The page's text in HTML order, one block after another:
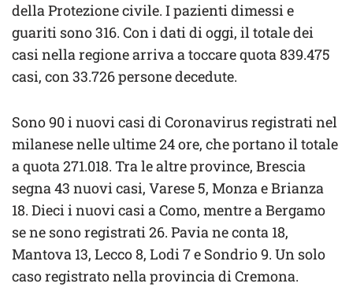
della Protezione civile. I pazienti dimessi e
guariti sono 316. Con i dati di oggi, il totale dei
casi nella regione arriva a toccare quota 839.475
casi, con 33.726 persone decedute.
Sono 90 i nuovi casi di Coronavirus registrati nel
milanese nelle ultime 24 ore, che portano il totale
a quota 271.018. Tra le altre province, Brescia
segna 43 nuovi casi, Varese 5, Monza e Brianza
18. Dieci i nuovi casi a Como, mentre a Bergamo
se ne sono registrati 26. Pavia ne conta 18,
Mantova 13, Lecco 8, Lodi 7 e Sondrio 9. Un solo
caso registrato nella provincia di Cremona.